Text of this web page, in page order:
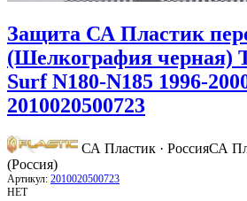
Защита СА Пластик
(Шелкография черная)
Surf N180-N185 1996-
2010020500723
СА Пластик · РоссияСА
(Россия)
Артикул: 2010020500723
НЕТ